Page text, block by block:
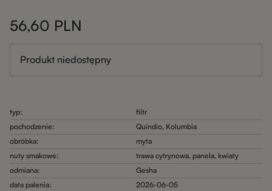
56,60 PLN
Produkt niedostępny
typ:
filtr
pochodzenie:
Quindío, Kolumbia
obróbka:
myta
nuty smakowe:
trawa cytrynowa, panela, kwiaty
odmiana:
Gesha
data palenia:
2026-06-05